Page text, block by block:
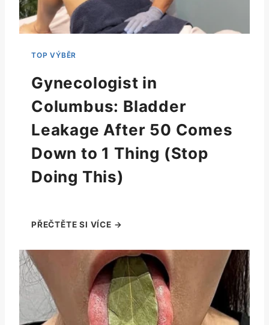
Gynecologist in
Columbus: Bladder
Leakage After 50 Comes
Down to 1 Thing (Stop
Doing This)